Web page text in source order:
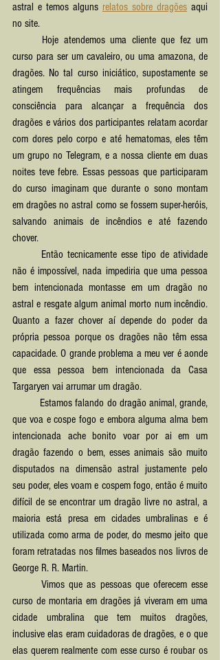
astral e temos alguns relatos sobre dragões aqui
no site.
curso para ser um cavaleiro, ou uma amazona, de
dragões. No tal curso iniciático, supostamente se
atingem frequências mais profundas de
consciência para alcançar a frequência dos
dragões e vários dos participantes relatam acordar
com dores pelo corpo e até hematomas, eles têm
um grupo no Telegram, e a nossa cliente em duas
noites teve febre. Essas pessoas que participaram
do curso imaginam que durante o sono montam
em dragões no astral como se fossem super-heróis,
salvando animais de incêndios e até fazendo
chover.
não é impossível, nada impediria que uma pessoa
bem intencionada montasse em um dragão no
astral e resgate algum animal morto num incêndio.
Quanto a fazer chover aí depende do poder da
própria pessoa porque os dragões não têm essa
capacidade. O grande problema a meu ver é aonde
que essa pessoa bem intencionada da Casa
Targaryen vai arrumar um dragão.
que voa e cospe fogo e embora alguma alma bem
intencionada ache bonito voar por ai em um
dragão fazendo o bem, esses animais são muito
disputados na dimensão astral justamente pelo
seu poder, eles voam e cospem fogo, então é muito
difícil de se encontrar um dragão livre no astral, a
maioria está presa em cidades umbralinas e é
utilizada como arma de poder, do mesmo jeito que
foram retratadas nos filmes baseados nos livros de
George R. R. Martin.
	Vimos que as pessoas que oferecem esse
curso de montaria em dragões já viveram em uma
cidade umbralina que tem muitos dragões,
inclusive elas eram cuidadoras de dragões, e o que
elas querem realmente com esse curso é roubar os